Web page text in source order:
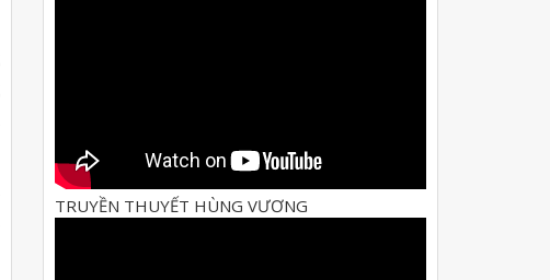
TRUYỀN THUYẾT HÙNG VƯƠNG